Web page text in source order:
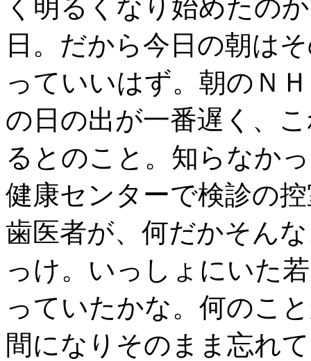
く明るくなり始めたの
日。だから今日の朝は
っていいはず。朝のＮ
の日の出が一番遅く、
るとのこと。知らなか
健康センターで検診の
歯医者が、何だかそん
っけ。いっしょにいた
っていたかな。何のこ
間になりそのまま忘れ